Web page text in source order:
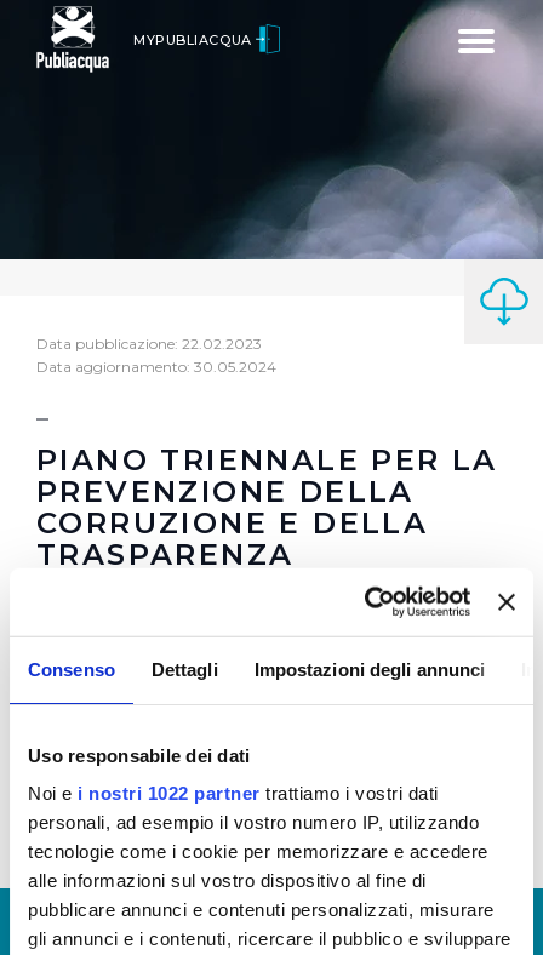
Consenso Dettagli Impostazioni degli annunci
Uso responsabile dei dati
Noi e i nostri 1022 partner trattiamo i vostri dati
personali, ad esempio il vostro numero IP, utilizzando
tecnologie come i cookie per memorizzare e accedere
alle informazioni sul vostro dispositivo al fine di
pubblicare annunci e contenuti personalizzati, misurare
gli annunci e i contenuti, ricercare il pubblico e sviluppare
Toggle
MYPUBLIACQUA
Data pubblicazione: 22.02.2023
Data aggiornamento: 30.05.2024
PIANO TRIENNALE PER LA
PREVENZIONE DELLA
CORRUZIONE E DELLA
TRASPARENZA
RegolamentoeAllegato 1per la Trasparenza e la
Prevenzione della Corruzione in vigore dal
08/10/2021 (Visualizza Documentazione)
Prevenzione della Corruzione (Visualizza
© Copyright 2017 - 2026
GLOSSARIO